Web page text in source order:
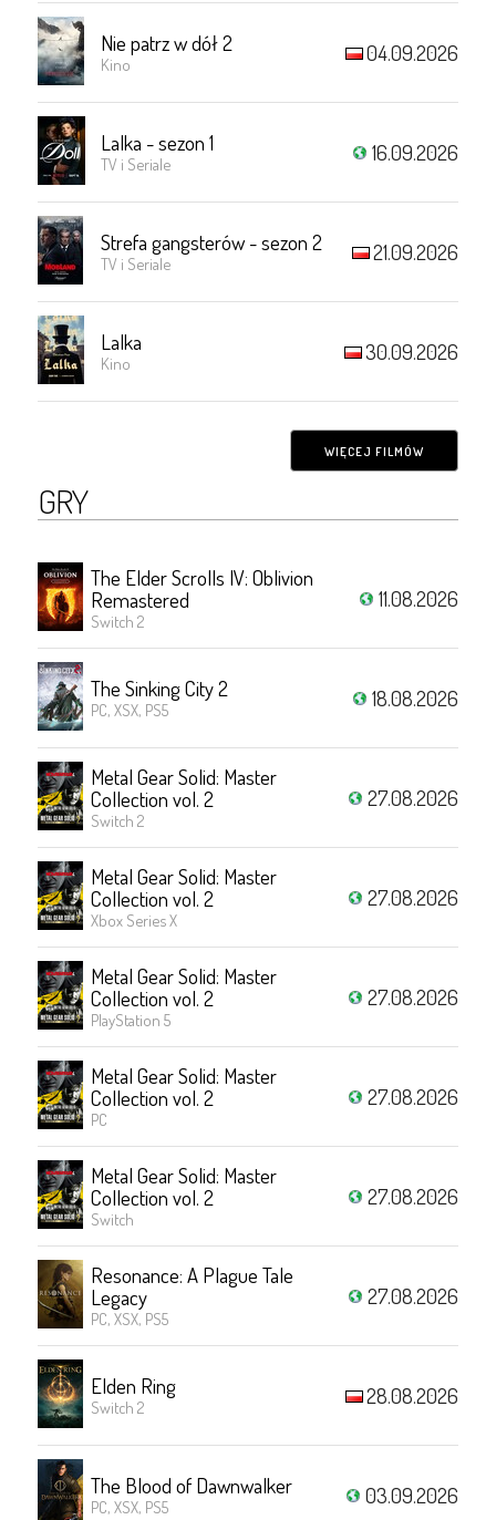
Nie patrz w dół 2
Kino 04.09.2026
Lalka - sezon 1
TV i Seriale 16.09.2026
Strefa gangsterów - sezon 2
TV i Seriale 21.09.2026
Lalka
Kino 30.09.2026
WIĘCEJ FILMÓW
GRY
The Elder Scrolls IV: Oblivion
Remastered
Switch 2
11.08.2026
The Sinking City 2
PC, XSX, PS5 18.08.2026
Metal Gear Solid: Master
Collection vol. 2
Switch 2
27.08.2026
Metal Gear Solid: Master
Collection vol. 2
Xbox Series X
27.08.2026
Metal Gear Solid: Master
Collection vol. 2
PlayStation 5
27.08.2026
Metal Gear Solid: Master
Collection vol. 2
PC
27.08.2026
Metal Gear Solid: Master
Collection vol. 2
Switch
27.08.2026
Resonance: A Plague Tale
Legacy
PC, XSX, PS5
27.08.2026
Elden Ring
Switch 2 28.08.2026
The Blood of Dawnwalker
PC, XSX, PS5 03.09.2026